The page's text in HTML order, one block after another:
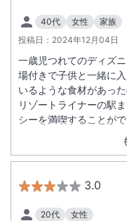
40代 女性
家族
投稿日： 2024年12月04日
一歳児つれてのディズ
場付きで子供と一緒に
いるような食材があっ
リゾートライナーの駅
シーを満喫することが
器？のコードに埃がた
3.0
20代
女性